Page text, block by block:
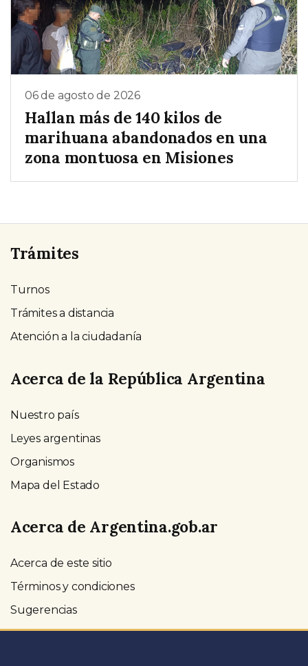
06 de agosto de 2026
Hallan más de 140 kilos de
marihuana abandonados en una
zona montuosa en Misiones
Trámites
Turnos
Trámites a distancia
Atención a la ciudadanía
Acerca de la República Argentina
Nuestro país
Leyes argentinas
Organismos
Mapa del Estado
Acerca de Argentina.gob.ar
Acerca de este sitio
Términos y condiciones
Sugerencias